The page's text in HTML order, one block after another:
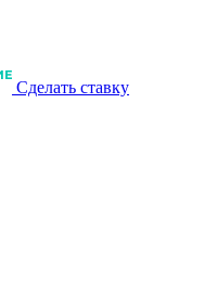
Сделать ставку